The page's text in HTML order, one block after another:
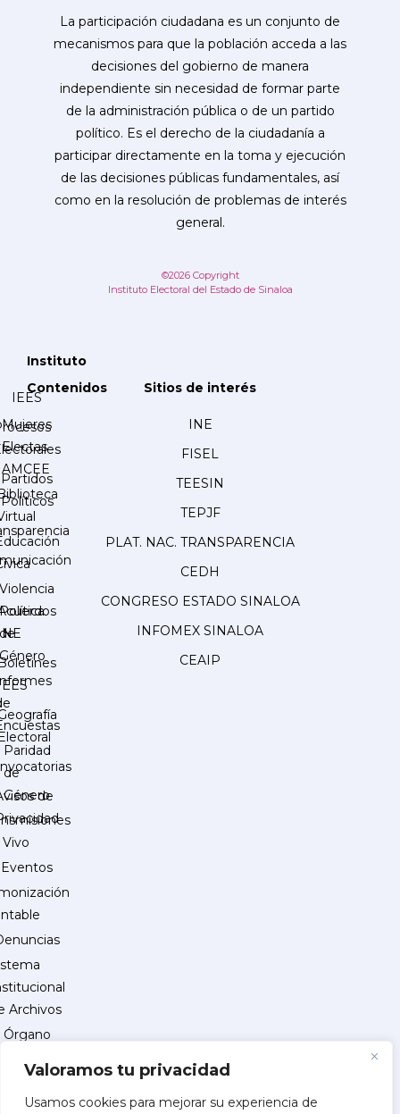
Valoramos tu privacidad
Usamos cookies para mejorar su experiencia de
La participación ciudadana es un conjunto de
mecanismos para que la población acceda a las
decisiones del gobierno de manera
independiente sin necesidad de formar parte
de la administración pública o de un partido
político. Es el derecho de la ciudadanía a
participar directamente en la toma y ejecución
de las decisiones públicas fundamentales, así
como en la resolución de problemas de interés
general.
©2026 Copyright
Instituto Electoral del Estado de Sinaloa
Instituto
IEES
Partidos
Políticos
de
Contenidos
Mujeres
Electas
AMCEE
Violencia
Política
de
Género
Paridad
de
Género
Eventos
Archivos
Órgano
Control
Sitios de interés
INE
FISEL
TEESIN
TEPJF
PLAT. NAC. TRANSPARENCIA
CEDH
CONGRESO ESTADO SINALOA
INFOMEX SINALOA
CEAIP